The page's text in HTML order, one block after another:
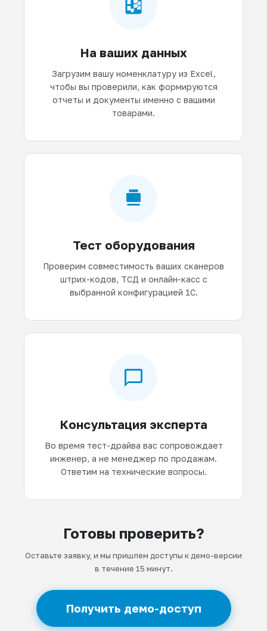
На ваших данных
Загрузим вашу номенклатуру из Excel,
чтобы вы проверили, как формируются
отчеты и документы именно с вашими
товарами.
Тест оборудования
Проверим совместимость ваших сканеров
штрих-кодов, ТСД и онлайн-касс с
выбранной конфигурацией 1С.
Консультация эксперта
Во время тест-драйва вас сопровождает
инженер, а не менеджер по продажам.
Ответим на технические вопросы.
Готовы проверить?
Оставьте заявку, и мы пришлем доступы к демо-версии
в течение 15 минут.
Получить демо-доступ